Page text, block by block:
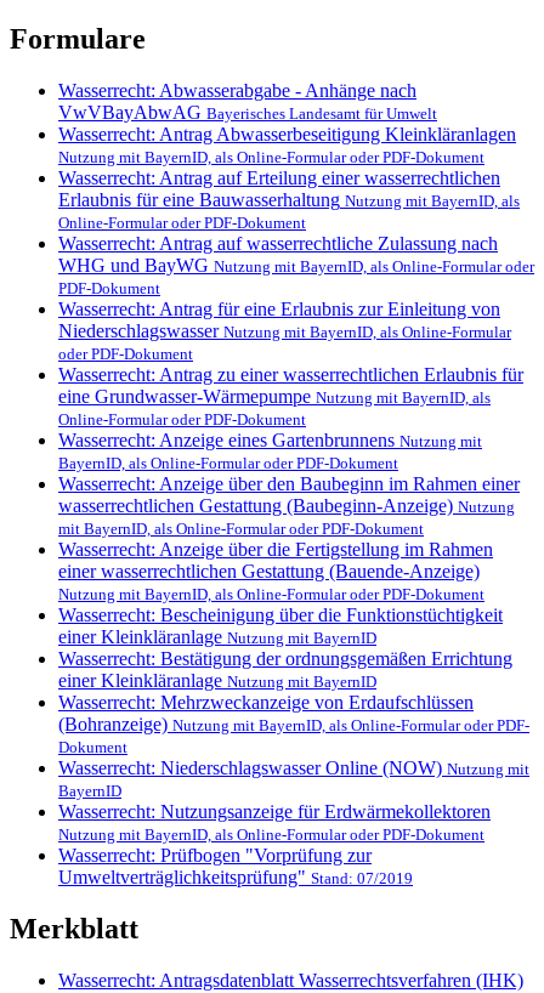
Formulare
Wasserrecht: Abwasserabgabe - Anhänge nach
VwVBayAbwAG Bayerisches Landesamt für Umwelt
Wasserrecht: Antrag Abwasserbeseitigung Kleinkläranlagen
Nutzung mit BayernID, als Online-Formular oder PDF-Dokument
Wasserrecht: Antrag auf Erteilung einer wasserrechtlichen
Erlaubnis für eine Bauwasserhaltung Nutzung mit BayernID, als
Online-Formular oder PDF-Dokument
Wasserrecht: Antrag auf wasserrechtliche Zulassung nach
WHG und BayWG Nutzung mit BayernID, als Online-Formular oder
PDF-Dokument
Wasserrecht: Antrag für eine Erlaubnis zur Einleitung von
Niederschlagswasser Nutzung mit BayernID, als Online-Formular
oder PDF-Dokument
Wasserrecht: Antrag zu einer wasserrechtlichen Erlaubnis für
eine Grundwasser-Wärmepumpe Nutzung mit BayernID, als
Online-Formular oder PDF-Dokument
Wasserrecht: Anzeige eines Gartenbrunnens Nutzung mit
BayernID, als Online-Formular oder PDF-Dokument
Wasserrecht: Anzeige über den Baubeginn im Rahmen einer
wasserrechtlichen Gestattung (Baubeginn-Anzeige) Nutzung
mit BayernID, als Online-Formular oder PDF-Dokument
Wasserrecht: Anzeige über die Fertigstellung im Rahmen
einer wasserrechtlichen Gestattung (Bauende-Anzeige)
Nutzung mit BayernID, als Online-Formular oder PDF-Dokument
Wasserrecht: Bescheinigung über die Funktionstüchtigkeit
einer Kleinkläranlage Nutzung mit BayernID
Wasserrecht: Bestätigung der ordnungsgemäßen Errichtung
einer Kleinkläranlage Nutzung mit BayernID
Wasserrecht: Mehrzweckanzeige von Erdaufschlüssen
(Bohranzeige) Nutzung mit BayernID, als Online-Formular oder PDF-
Dokument
Wasserrecht: Niederschlagswasser Online (NOW) Nutzung mit
BayernID
Wasserrecht: Nutzungsanzeige für Erdwärmekollektoren
Nutzung mit BayernID, als Online-Formular oder PDF-Dokument
Wasserrecht: Prüfbogen "Vorprüfung zur
Umweltverträglichkeitsprüfung" Stand: 07/2019
Merkblatt
Wasserrecht: Antragsdatenblatt Wasserrechtsverfahren (IHK)